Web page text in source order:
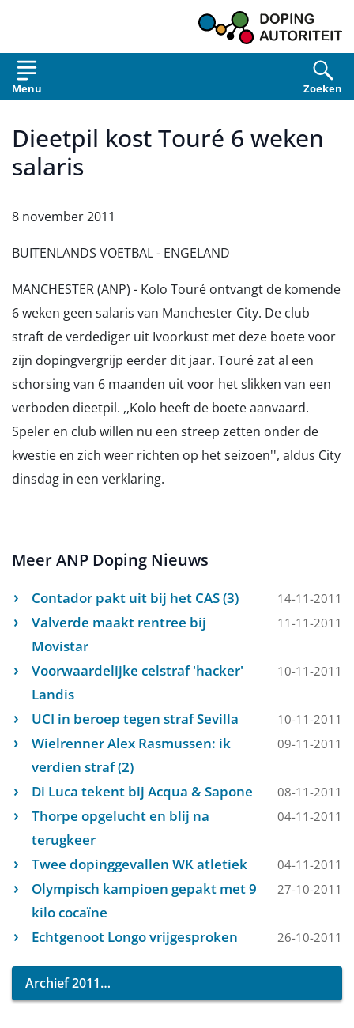
Menu Zoeken
Dieetpil kost Touré 6 weken
salaris
8 november 2011
BUITENLANDS VOETBAL - ENGELAND
MANCHESTER (ANP) - Kolo Touré ontvangt de komende
6 weken geen salaris van Manchester City. De club
straft de verdediger uit Ivoorkust met deze boete voor
zijn dopingvergrijp eerder dit jaar. Touré zat al een
schorsing van 6 maanden uit voor het slikken van een
verboden dieetpil. ,,Kolo heeft de boete aanvaard.
Speler en club willen nu een streep zetten onder de
kwestie en zich weer richten op het seizoen'', aldus City
dinsdag in een verklaring.
Meer ANP Doping Nieuws
Contador pakt uit bij het CAS (3) 14-11-2011
Valverde maakt rentree bij
Movistar
11-11-2011
Voorwaardelijke celstraf 'hacker'
Landis
10-11-2011
UCI in beroep tegen straf Sevilla 10-11-2011
Wielrenner Alex Rasmussen: ik
verdien straf (2)
09-11-2011
Di Luca tekent bij Acqua & Sapone 08-11-2011
Thorpe opgelucht en blij na
terugkeer
04-11-2011
Twee dopinggevallen WK atletiek 04-11-2011
Olympisch kampioen gepakt met 9
kilo cocaïne
27-10-2011
Echtgenoot Longo vrijgesproken 26-10-2011
Archief 2011